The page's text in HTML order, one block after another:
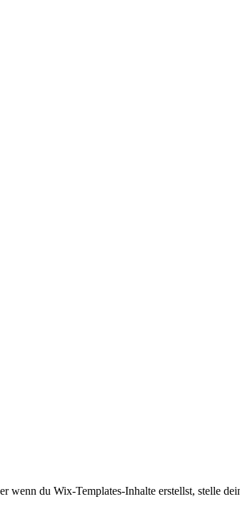
du Wix-Templates-Inhalte erstellst, stelle